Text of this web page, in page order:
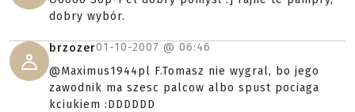
dobry wybór.
brzozer01-10-2007 @ 06:46
@Maximus1944pl F.Tomasz nie wygral, bo jego
zawodnik ma szesc palcow albo spust pociaga
kciukiem :DDDDDD